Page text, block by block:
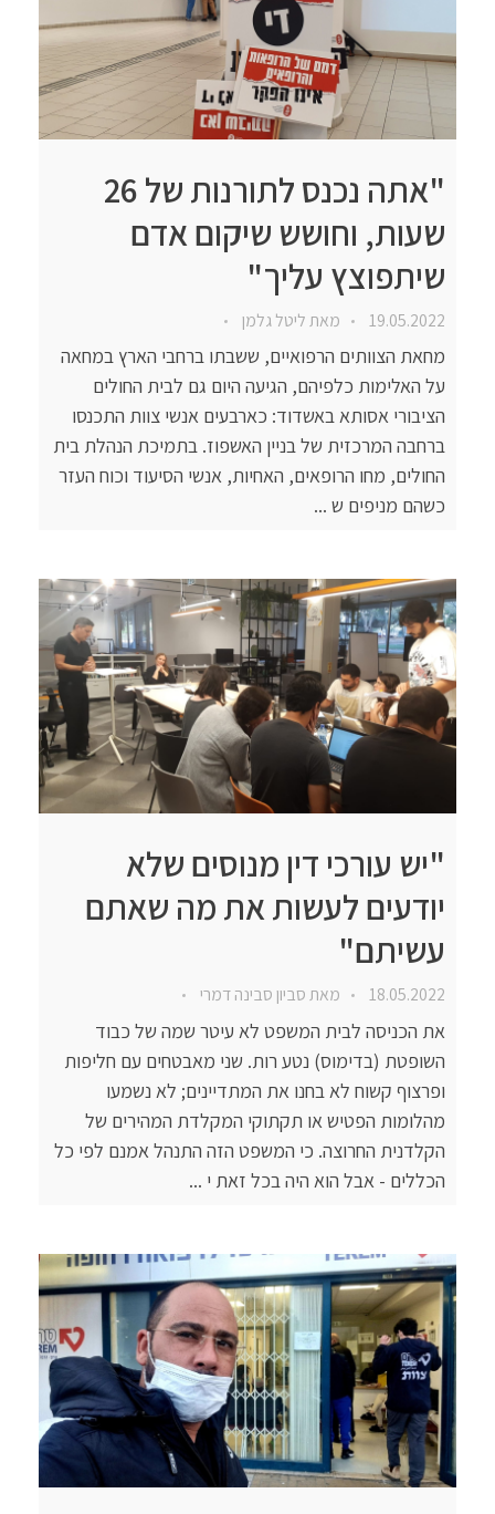
"אתה נכנס לתורנות של 26
שעות, וחושש שיקום אדם
שיתפוצץ עליך"
19.05.2022 מאתליטל גלמן
מחאת הצוותים הרפואיים, ששבתו ברחבי הארץ במחאה
על האלימות כלפיהם, הגיעה היום גם לבית החולים
הציבורי אסותא באשדוד: כארבעים אנשי צוות התכנסו
ברחבה המרכזית של בניין האשפוז. בתמיכת הנהלת בית
החולים, מחו הרופאים, האחיות, אנשי הסיעוד וכוח העזר
כשהם מניפים ש ...
"יש עורכי דין מנוסים שלא
יודעים לעשות את מה שאתם
עשיתם"
18.05.2022 מאתסביון סבינה דמרי
את הכניסה לבית המשפט לא עיטר שמה של כבוד
השופטת (בדימוס) נטע רות. שני מאבטחים עם חליפות
ופרצוף קשוח לא בחנו את המתדיינים; לא נשמעו
מהלומות הפטיש או תקתוקי המקלדת המהירים של
הקלדנית החרוצה. כי המשפט הזה התנהל אמנם לפי כל
הכללים - אבל הוא היה בכל זאת י ...